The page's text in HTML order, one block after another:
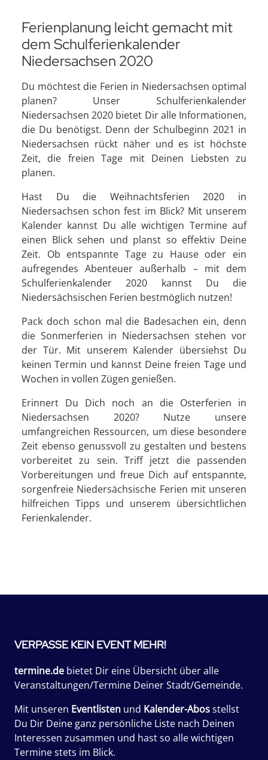
Ferienplanung leicht gemacht mit
dem Schulferienkalender
Niedersachsen 2020
Du möchtest die Ferien in Niedersachsen optimal
planen? Unser Schulferienkalender
Niedersachsen 2020 bietet Dir alle Informationen,
die Du benötigst. Denn der Schulbeginn 2021 in
Niedersachsen rückt näher und es ist höchste
Zeit, die freien Tage mit Deinen Liebsten zu
planen.
Hast Du die Weihnachtsferien 2020 in
Niedersachsen schon fest im Blick? Mit unserem
Kalender kannst Du alle wichtigen Termine auf
einen Blick sehen und planst so effektiv Deine
Zeit. Ob entspannte Tage zu Hause oder ein
aufregendes Abenteuer außerhalb – mit dem
Schulferienkalender 2020 kannst Du die
Niedersächsischen Ferien bestmöglich nutzen!
Pack doch schon mal die Badesachen ein, denn
die Sonmerferien in Niedersachsen stehen vor
der Tür. Mit unserem Kalender übersiehst Du
keinen Termin und kannst Deine freien Tage und
Wochen in vollen Zügen genießen.
Erinnert Du Dich noch an die Osterferien in
Niedersachsen 2020? Nutze unsere
umfangreichen Ressourcen, um diese besondere
Zeit ebenso genussvoll zu gestalten und bestens
vorbereitet zu sein. Triff jetzt die passenden
Vorbereitungen und freue Dich auf entspannte,
sorgenfreie Niedersächsische Ferien mit unseren
hilfreichen Tipps und unserem übersichtlichen
Ferienkalender.
VERPASSE KEIN EVENT MEHR!
termine.de bietet Dir eine Übersicht über alle
Veranstaltungen/Termine Deiner Stadt/Gemeinde.
Mit unseren Eventlisten und Kalender-Abosstellst
Du Dir Deine ganz persönliche Liste nach Deinen
Interessen zusammen und hast so alle wichtigen
Termine stets im Blick.